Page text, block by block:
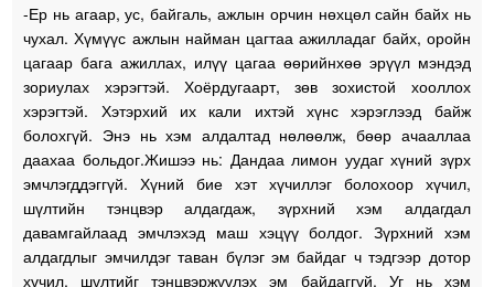
-Ер нь агаар, ус, байгаль, ажлын орчин нөхцөл сайн байх нь
чухал. Хүмүүс ажлын найман цагтаа ажилладаг байх, оройн
цагаар бага ажиллах, илүү цагаа өөрийнхөө эрүүл мэндэд
зориулах хэрэгтэй. Хоёрдугаарт, зөв зохистой хооллох
хэрэгтэй. Хэтэрхий их кали ихтэй хүнс хэрэглээд байж
болохгүй. Энэ нь хэм алдалтад нөлөөлж, бөөр ачааллаа
даахаа больдог.Жишээ нь: Дандаа лимон уудаг хүний зүрх
эмчлэгддэггүй. Хүний бие хэт хүчиллэг болохоор хүчил,
шүлтийн тэнцвэр алдагдаж, зүрхний хэм алдагдал
давамгайлаад эмчлэхэд маш хэцүү болдог. Зүрхний хэм
алдагдлыг эмчилдэг таван бүлэг эм байдаг ч тэдгээр дотор
хүчил, шүлтийг тэнцвэржүүлэх эм байдаггүй. Уг нь хэм